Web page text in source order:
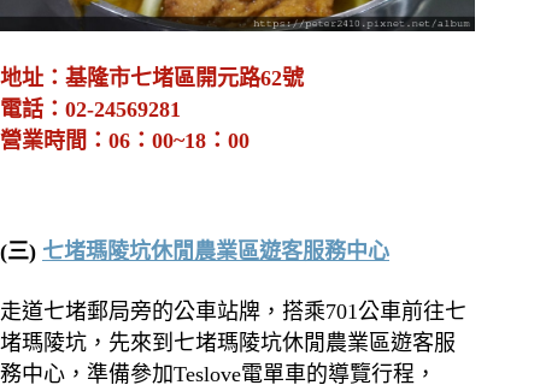
地址：基隆市七堵區開元路62號
電話：02-24569281
營業時間：06：00~18：00
(三) 七堵瑪陵坑休閒農業區遊客服務中心
走道七堵郵局旁的公車站牌，搭乘701公車前往七
堵瑪陵坑，先來到七堵瑪陵坑休閒農業區遊客服
務中心，準備參加Teslove電單車的導覽行程，